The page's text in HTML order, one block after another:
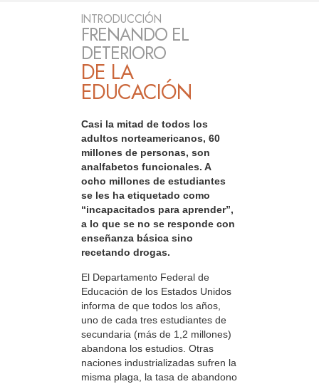
INTRODUCCIÓN
FRENANDO EL
DETERIORO
DE LA
EDUCACIÓN
Casi la mitad de todos los
adultos norteamericanos, 60
millones de personas, son
analfabetos funcionales. A
ocho millones de estudiantes
se les ha etiquetado como
“incapacitados para aprender”,
a lo que se no se responde con
enseñanza básica sino
recetando drogas.
El Departamento Federal de
Educación de los Estados Unidos
informa de que todos los años,
uno de cada tres estudiantes de
secundaria (más de 1,2 millones)
abandona los estudios. Otras
naciones industrializadas sufren la
misma plaga, la tasa de abandono